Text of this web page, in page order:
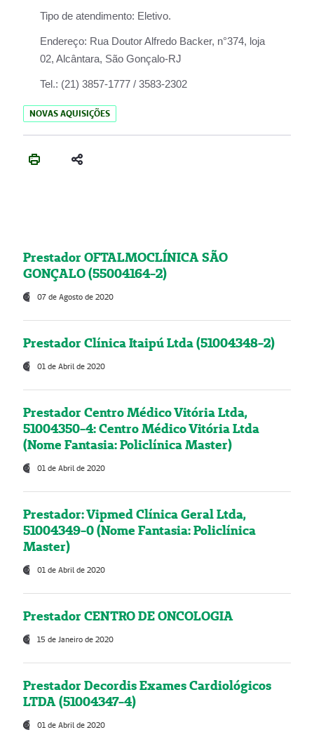
Tipo de atendimento: Eletivo.
Endereço: Rua Doutor Alfredo Backer, n°374, loja
02, Alcântara, São Gonçalo-RJ
Tel.: (21) 3857-1777 / 3583-2302
NOVAS AQUISIÇÕES
Prestador OFTALMOCLÍNICA SÃO
GONÇALO (55004164-2)
07 de Agosto de 2020
Prestador Clínica Itaipú Ltda (51004348-2)
01 de Abril de 2020
Prestador Centro Médico Vitória Ltda,
51004350-4: Centro Médico Vitória Ltda
(Nome Fantasia: Policlínica Master)
01 de Abril de 2020
Prestador: Vipmed Clínica Geral Ltda,
51004349-0 (Nome Fantasia: Policlínica
Master)
01 de Abril de 2020
Prestador CENTRO DE ONCOLOGIA
15 de Janeiro de 2020
Prestador Decordis Exames Cardiológicos
LTDA (51004347-4)
01 de Abril de 2020